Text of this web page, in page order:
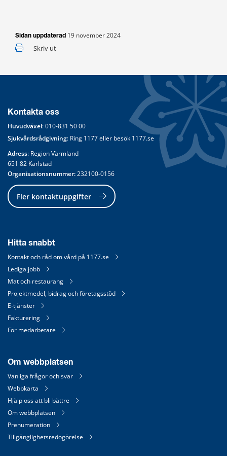
Sidan uppdaterad 19 november 2024
Skriv ut
Kontakta oss
Huvudväxel: 010-831 50 00
Sjukvårdsrådgivning: Ring 1177 eller besök 1177.se
Adress: Region Värmland
651 82 Karlstad
Organisationsnummer: 232100-0156
Fler kontaktuppgifter
Hitta snabbt
Kontakt och råd om vård på 1177.se
Lediga jobb
Mat och restaurang
Projektmedel, bidrag och företagsstöd
E-tjänster
Fakturering
För medarbetare
Om webbplatsen
Vanliga frågor och svar
Webbkarta
Hjälp oss att bli bättre
Om webbplatsen
Prenumeration
Tillgänglighetsredogörelse